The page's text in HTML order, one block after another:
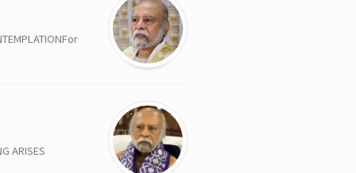
ARISES